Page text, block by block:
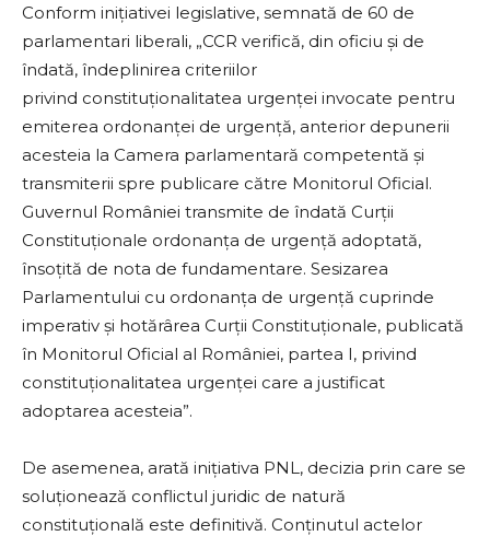
Conform iniţiativei legislative, semnată de 60 de
parlamentari liberali, „CCR verifică, din oficiu şi de
îndată, îndeplinirea criteriilor
privind constituţionalitatea urgenţei invocate pentru
emiterea ordonanţei de urgenţă, anterior depunerii
acesteia la Camera parlamentară competentă şi
transmiterii spre publicare către Monitorul Oficial.
Guvernul României transmite de îndată Curţii
Constituţionale ordonanţa de urgenţă adoptată,
însoţită de nota de fundamentare. Sesizarea
Parlamentului cu ordonanţa de urgenţă cuprinde
imperativ şi hotărârea Curţii Constituţionale, publicată
în Monitorul Oficial al României, partea I, privind
constituţionalitatea urgenţei care a justificat
adoptarea acesteia”.
De asemenea, arată iniţiativa PNL, decizia prin care se
soluţionează conflictul juridic de natură
constituţională este definitivă. Conţinutul actelor